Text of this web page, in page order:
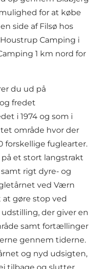
for at købe
side af Filsø hos
Camping i
1 km nord for
du ud på
fredet
i 1974 og som i
område hvor der
forskellige fuglearter.
et stort langstrakt
rigt dyre- og
ved Værn
gøre stop ved
udstilling, der giver en
samt fortællinger
gennem tiderne.
og nyd udsigten,